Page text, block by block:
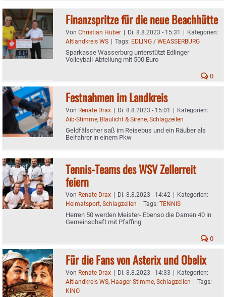
Finanzspritze für die neue Beachhütte
Von Christian Huber | Di. 8.8.2023 - 15:31 | Kategorien:
Altlandkreis WS | Tags: EDLING / WEASSERBURG
Sparkasse Wasserburg unterstützt Edlinger
Volleyball-Abteilung mit 500 Euro
0
Festnahmen im Landkreis
Von Renate Drax | Di. 8.8.2023 - 15:01 | Kategorien:
Aib-Stimme, Blaulicht & Sirene, Schlagzeilen
Geldfälscher saß im Reisebus und ein Räuber als
Beifahrer in einem Pkw
Tennis-Teams des WSV Zellerreit
feiern
Von Renate Drax | Di. 8.8.2023 - 14:42 | Kategorien:
Heimatsport, Schlagzeilen | Tags: TENNIS
Herren 50 werden Meister- Ebenso die Damen 40 in
Gemeinschaft mit Pfaffing
0
Für die Fans von Asterix und Obelix
Von Renate Drax | Di. 8.8.2023 - 14:33 | Kategorien:
Altlandkreis WS, Haager-Stimme, Schlagzeilen | Tags:
KINO